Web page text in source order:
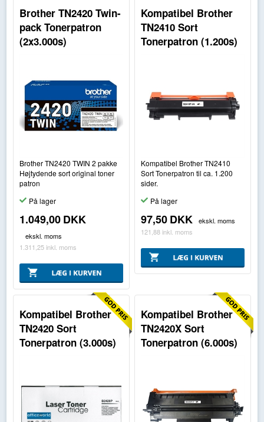
Brother TN2420 Twin-
pack Tonerpatron
(2x3.000s)
Brother TN2420 TWIN 2 pakke
Højtydende sort original toner
patron
På lager
1.049,00DKK
ekskl. moms
1.311,25 inkl. moms
Kompatibel Brother
TN2410 Sort
Tonerpatron (1.200s)
Kompatibel Brother TN2410
Sort Tonerpatron til ca. 1.200
sider.
På lager
97,50DKK
ekskl. moms
121,88 inkl. moms
Kompatibel Brother
TN2420 Sort
Tonerpatron (3.000s)
Kompatibel Brother
TN2420X Sort
Tonerpatron (6.000s)